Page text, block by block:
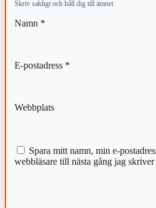
Skriv sakligt och håll dig till ämnet.
Namn *
E-postadress *
Webbplats
Spara mitt namn, min e-
webbläsare till nästa gång jag